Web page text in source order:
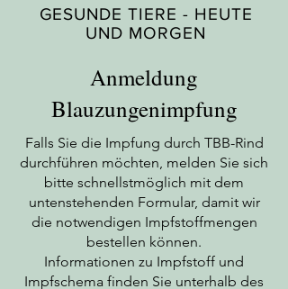
GESUNDE TIERE - HEUTE
UND MORGEN
Anmeldung
Blauzungenimpfung
Falls Sie die Impfung durch TBB-Rind
durchführen möchten, melden Sie sich
bitte schnellstmöglich mit dem
untenstehenden Formular, damit wir
die notwendigen Impfstoffmengen
bestellen können.
Informationen zu Impfstoff und
Impfschema finden Sie unterhalb des